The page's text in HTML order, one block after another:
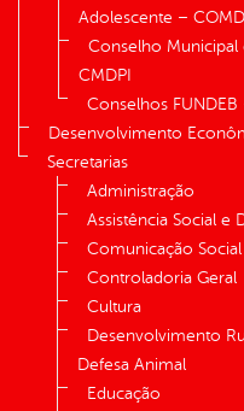
Adolescente –
Conselho Municipal
CMDPI
Conselhos FUNDEB
Desenvolvimento
Secretarias
Administração
Assistência Social e
Comunicação Social
Controladoria Geral
Cultura
Desenvolvimento
Defesa Animal
Educação